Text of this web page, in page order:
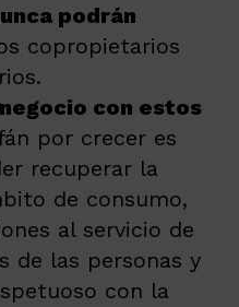
podrán
copropietarios
con estos
por crecer es
recuperar la
de consumo,
al servicio de
de las personas y
con la